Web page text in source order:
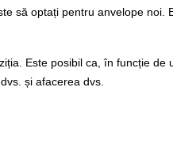
să optați pentru anvelope noi.
Este posibil ca, în funcție de
și afacerea dvs.